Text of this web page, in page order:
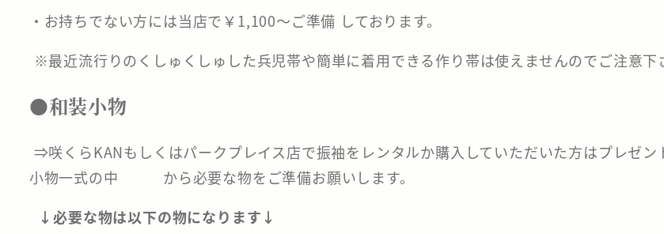
・お持ちでない方には当店で￥1,100～ご準備 しております。
※最近流行りのくしゅくしゅした兵児帯や簡単に着用できる作り帯は使えませんのでご注意下
●和装小物
⇒咲くらKANもしくはパークプレイス店で振袖をレンタルか購入していただいた方はプレゼン
小物一式の中 から必要な物をご準備お願いします。
↓必要な物は以下の物になります↓